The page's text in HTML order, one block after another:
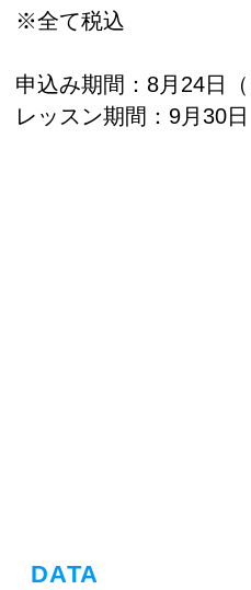
※全て税込
申込み期間：8月24日
レッスン期間：9月30
DATA